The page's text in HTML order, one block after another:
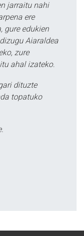
jarraitu nahi
ere
gure edukien
Aiaraldea
zure
ahal izateko.
dituzte
topatuko